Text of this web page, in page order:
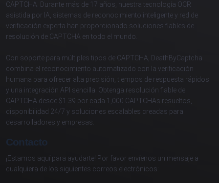
CAPTCHA. Durante más de 17 años, nuestra tecnología OCR
asistida por IA, sistemas de reconocimiento inteligente y red de
verificación experta han proporcionado soluciones fiables de
resolución de CAPTCHA en todo el mundo.
Con soporte para múltiples tipos de CAPTCHA, DeathByCaptcha
combina el reconocimiento automatizado con la verificación
humana para ofrecer alta precisión, tiempos de respuesta rápidos
y una integración API sencilla. Obtenga resolución fiable de
CAPTCHA desde $1.39 por cada 1,000 CAPTCHAs resueltos,
disponibilidad 24/7 y soluciones escalables creadas para
desarrolladores y empresas.
Contacto
¡Estamos aquí para ayudarte! Por favor envíenos un mensaje a
cualquiera de los siguientes correos electrónicos: